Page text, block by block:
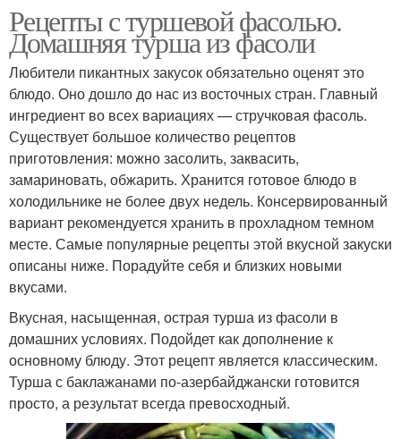
Рецепты с туршевой фасолью.
Домашняя турша из фасоли
Любители пикантных закусок обязательно оценят это
блюдо. Оно дошло до нас из восточных стран. Главный
ингредиент во всех вариациях — стручковая фасоль.
Существует большое количество рецептов
приготовления: можно засолить, заквасить,
замариновать, обжарить. Хранится готовое блюдо в
холодильнике не более двух недель. Консервированный
вариант рекомендуется хранить в прохладном темном
месте. Самые популярные рецепты этой вкусной закуски
описаны ниже. Порадуйте себя и близких новыми
вкусами.
Вкусная, насыщенная, острая турша из фасоли в
домашних условиях. Подойдет как дополнение к
основному блюду. Этот рецепт является классическим.
Турша с баклажанами по-азербайджански готовится
просто, а результат всегда превосходный.